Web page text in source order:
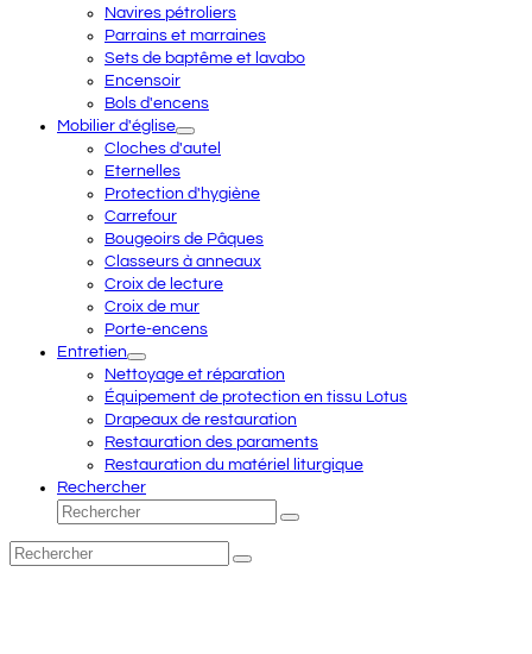
Navires pétroliers
Parrains et marraines
Sets de baptême et lavabo
Encensoir
Bols d'encens
Mobilier d'église
Cloches d'autel
Eternelles
Protection d'hygiène
Carrefour
Bougeoirs de Pâques
Classeurs à anneaux
Croix de lecture
Croix de mur
Porte-encens
Entretien
Nettoyage et réparation
Équipement de protection en tissu Lotus
Drapeaux de restauration
Restauration des paraments
Restauration du matériel liturgique
Rechercher
Rechercher
Envoyer
Rechercher
Envoyer